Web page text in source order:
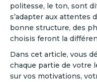
politesse, le ton, sont
s’adapter aux attentes
bonne structure, des
choisis feront la
Dans cet article, vous
chaque partie de votre
sur vos motivations,